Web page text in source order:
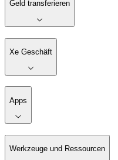
Geld transferieren
Xe Geschäft
Apps
Werkzeuge und Ressourcen